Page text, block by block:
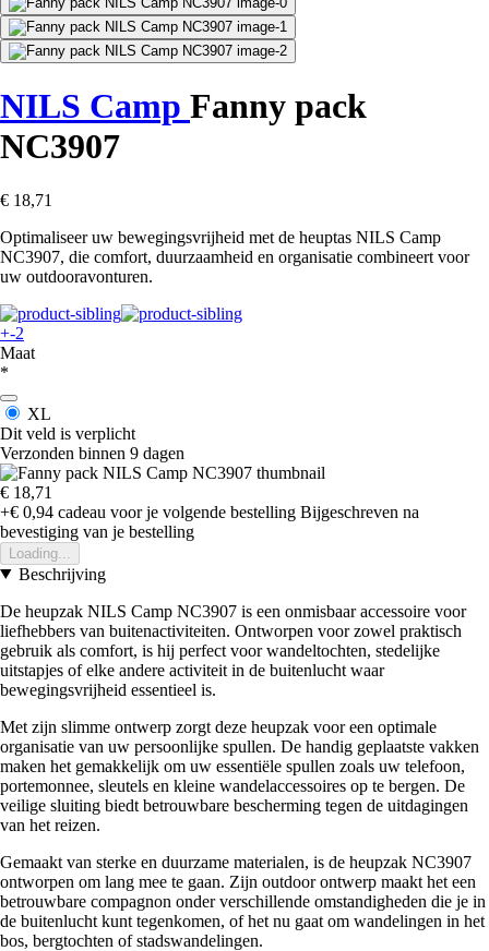
NILS Camp Fanny pack
NC3907
€ 18,71
Optimaliseer uw bewegingsvrijheid met de heuptas NILS Camp
NC3907, die comfort, duurzaamheid en organisatie combineert voor
uw outdooravonturen.
+-2
Maat
*
XL
Dit veld is verplicht
Verzonden binnen 9 dagen
€ 18,71
+€ 0,94 cadeau voor je volgende bestelling Bijgeschreven na
bevestiging van je bestelling
Loading...
Beschrijving
De heupzak NILS Camp NC3907 is een onmisbaar accessoire voor
liefhebbers van buitenactiviteiten. Ontworpen voor zowel praktisch
gebruik als comfort, is hij perfect voor wandeltochten, stedelijke
uitstapjes of elke andere activiteit in de buitenlucht waar
bewegingsvrijheid essentieel is.
Met zijn slimme ontwerp zorgt deze heupzak voor een optimale
organisatie van uw persoonlijke spullen. De handig geplaatste vakken
maken het gemakkelijk om uw essentiële spullen zoals uw telefoon,
portemonnee, sleutels en kleine wandelaccessoires op te bergen. De
veilige sluiting biedt betrouwbare bescherming tegen de uitdagingen
van het reizen.
Gemaakt van sterke en duurzame materialen, is de heupzak NC3907
ontworpen om lang mee te gaan. Zijn outdoor ontwerp maakt het een
betrouwbare compagnon onder verschillende omstandigheden die je in
de buitenlucht kunt tegenkomen, of het nu gaat om wandelingen in het
bos, bergtochten of stadswandelingen.